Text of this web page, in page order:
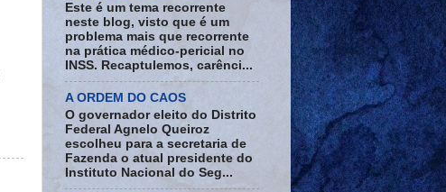
Este é um tema recorrente
neste blog, visto que é um
problema mais que recorrente
na prática médico-pericial no
INSS. Recaptulemos, carênci...
A ORDEM DO CAOS
O governador eleito do Distrito
Federal Agnelo Queiroz
escolheu para a secretaria de
Fazenda o atual presidente do
Instituto Nacional do Seg...